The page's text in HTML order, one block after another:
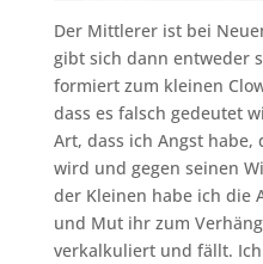
Der Mittlerer ist bei
gibt sich dann entweder
formiert zum kleinen
dass es falsch gedeutet
Art, dass ich Angst habe,
wird und gegen seinen
der Kleinen habe ich die
und Mut ihr zum
verkalkuliert und fällt.